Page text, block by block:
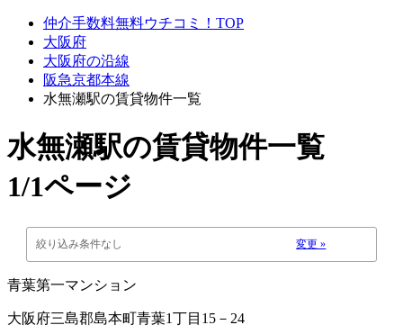
仲介手数料無料ウチコミ！TOP
大阪府
大阪府の沿線
阪急京都本線
水無瀬駅の賃貸物件一覧
水無瀬駅の賃貸物件一覧
1/1ページ
絞り込み条件なし 変更 »
青葉第一マンション
大阪府三島郡島本町青葉1丁目15－24